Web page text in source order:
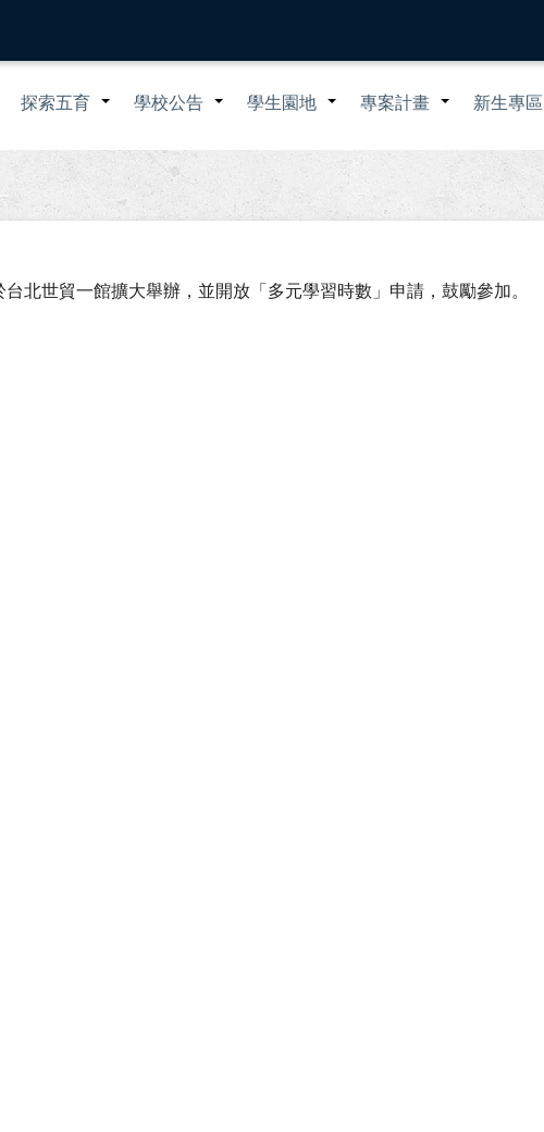
+
探索五育 +
學校公告 +
學生園地 +
專案計畫 新生專區
北世貿一館擴大舉辦，並開放「多元學習時數」申請，鼓勵參加。